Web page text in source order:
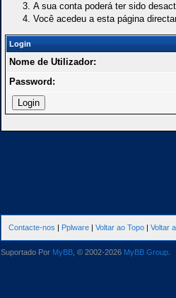
A sua conta poderá ter sido
Você acedeu a esta página
Login
Nome de Utilizador:
Password:
Contacte-nos | Pplware | Voltar ao Topo | Voltar
Suportado Por MyBB , © 2002-2026 MyBB Group